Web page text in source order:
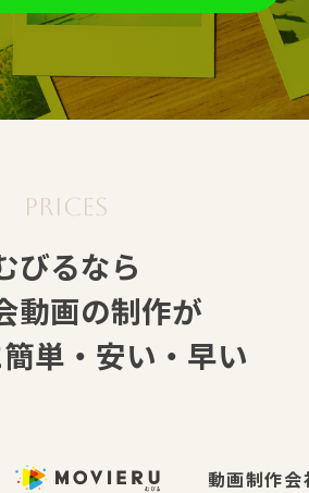
びるなら
動画の制作が
単・安い・早い
動画制作会